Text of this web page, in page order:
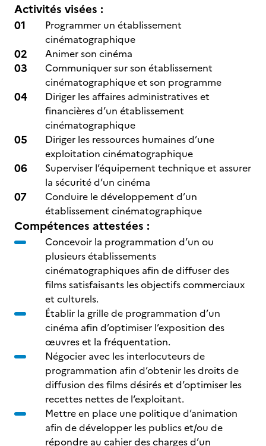
Activités visées :
Programmer un établissement
cinématographique
Animer son cinéma
Communiquer sur son établissement
cinématographique et son programme
Diriger les affaires administratives et
financières d’un établissement
cinématographique
Diriger les ressources humaines d’une
exploitation cinématographique
Superviser l’équipement technique et assurer
la sécurité d’un cinéma
Conduire le développement d’un
établissement cinématographique
Compétences attestées :
Concevoir la programmation d’un ou
plusieurs établissements
cinématographiques afin de diffuser des
films satisfaisants les objectifs commerciaux
et culturels.
Établir la grille de programmation d’un
cinéma afin d’optimiser l’exposition des
œuvres et la fréquentation.
Négocier avec les interlocuteurs de
programmation afin d’obtenir les droits de
diffusion des films désirés et d’optimiser les
recettes nettes de l‘exploitant.
Mettre en place une politique d’animation
afin de développer les publics et/ou de
répondre au cahier des charges d’un